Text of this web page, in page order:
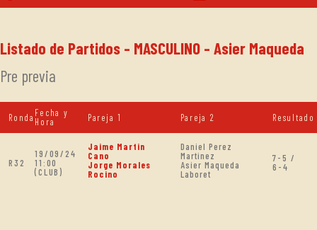
Listado de Partidos - MASCULINO - Asier Maqueda
Pre previa
Ronda Fecha y
Hora
Pareja 1 Pareja 2 Resultado
R32
19/09/24
11:00
(CLUB)
Jaime Martin
Cano
Jorge Morales
Rocino
Daniel Perez
Martinez
Asier Maqueda
Laboret
7-5 /
6-4